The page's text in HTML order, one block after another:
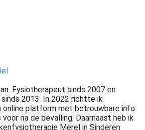
Fysiotherapeut sinds 2007 en
2013. In 2022 richtte ik
online platform met betrouwbare info
voor na de bevalling. Daarnaast heb ik
Merel in Sinderen